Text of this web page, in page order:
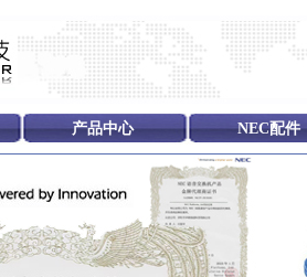
产品中心 NEC配件